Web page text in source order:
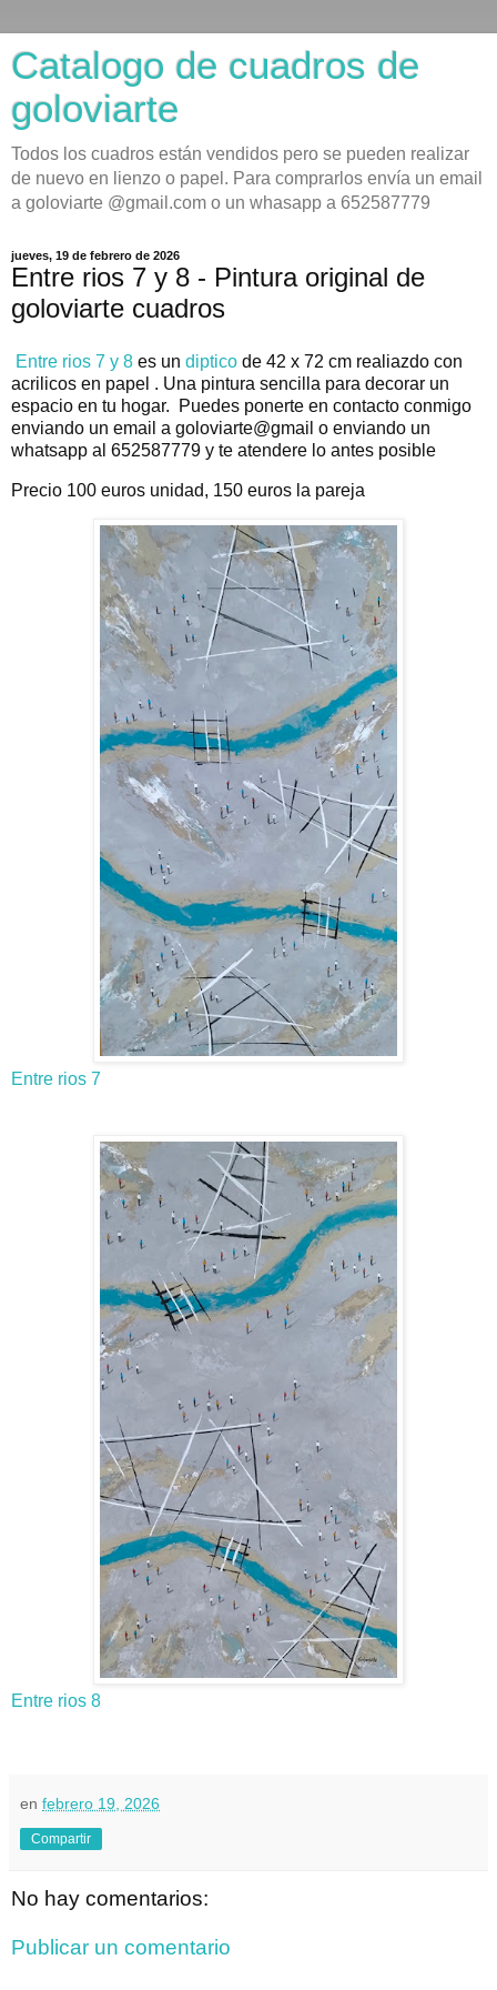
Catalogo de cuadros de
goloviarte
Todos los cuadros están vendidos pero se pueden realizar
de nuevo en lienzo o papel. Para comprarlos envía un email
a goloviarte @gmail.com o un whasapp a 652587779
jueves, 19 de febrero de 2026
Entre rios 7 y 8 - Pintura original de
goloviarte cuadros
Entre rios 7 y 8 es un diptico de 42 x 72 cm realiazdo con
acrilicos en papel . Una pintura sencilla para decorar un
espacio en tu hogar.
Puedes ponerte en contacto conmigo
enviando un email a goloviarte@gmail o enviando un
whatsapp al 652587779 y te atendere lo antes posible
Precio 100 euros unidad, 150 euros la pareja
Entre rios 7
Entre rios 8
en febrero 19, 2026
Compartir
No hay comentarios:
Publicar un comentario